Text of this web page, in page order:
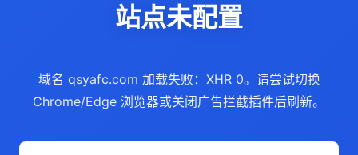
站点未配置
域名 qsyafc.com 加载失败：XHR 0。请尝试切换
Chrome/Edge 浏览器或关闭广告拦截插件后刷新。